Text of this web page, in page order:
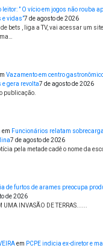
leitor: ” O vício em jogos não rouba
vidas”7 de agosto de 2026
bets , liga a TV, vai acessar um
Vazamento em centro
e gera revolta7 de agosto de 2026
publicação.
em Funcionários relatam
7 de agosto de 2026
pela metade cadê o nome da
de furtos de arames preocupa
de 2026
UMA INVASÃO DE TERRAS......
em PCPE indicia ex-diretor e